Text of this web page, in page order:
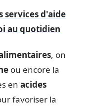
services d'aide
au quotidien
, on
ou encore la
en acides
favoriser la